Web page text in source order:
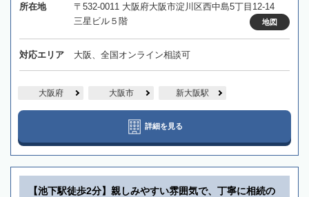
所在地
〒532-0011 大阪府大阪市淀川区西中島5丁目12-14
三星ビル５階
地図
対応エリア 大阪、全国オンライン相談可
大阪府 大阪市 新大阪駅
詳細を見る
【池下駅徒歩2分】親しみやすい雰囲気で、丁寧に相続の